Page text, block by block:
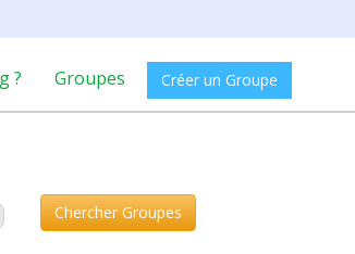
? Groupes Créer un Groupe
Chercher Groupes